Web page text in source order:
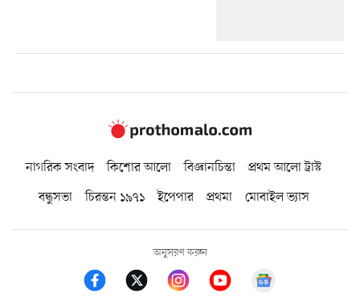
নাগরিক সংবাদ কিশোর আলো বিজ্ঞানচিন্তা
প্রথম আলো ট্রাস্ট
বন্ধুসভা
চিরন্তন ১৯৭১ ইপেপার প্রথমা মোবাইল ভ্যাস
অনুসরণ করুন